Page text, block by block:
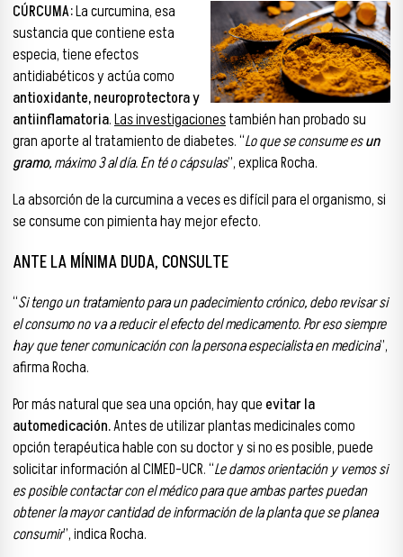
CÚRCUMA:La curcumina, esa
sustancia que contiene esta
especia, tiene efectos
antidiabéticos y actúa como
antioxidante, neuroprotectora y
antiinflamatoria.Las investigacionestambién han probado su
gran aporte al tratamiento de diabetes. “Lo que se consume esun
gramo, máximo 3 al día. En té o cápsulas”, explica Rocha.
La absorción de la curcumina a veces es difícil para el organismo, si
se consume con pimienta hay mejor efecto.
ANTE LA MÍNIMA DUDA, CONSULTE
“Si tengo un tratamiento para un padecimiento crónico, debo revisar si
el consumo no va a reducir el efecto del medicamento. Por eso siempre
hay que tener comunicación con la persona especialista en medicina”,
afirma Rocha.
Por más natural que sea una opción, hay que evitar la
automedicación.Antes de utilizar plantas medicinales como
opción terapéutica hable con su doctor y si no es posible, puede
solicitar información al CIMED-UCR. “Le damos orientación y vemos si
es posible contactar con el médico para que ambas partes puedan
obtener la mayor cantidad de información de la planta que se planea
consumir”, indica Rocha.